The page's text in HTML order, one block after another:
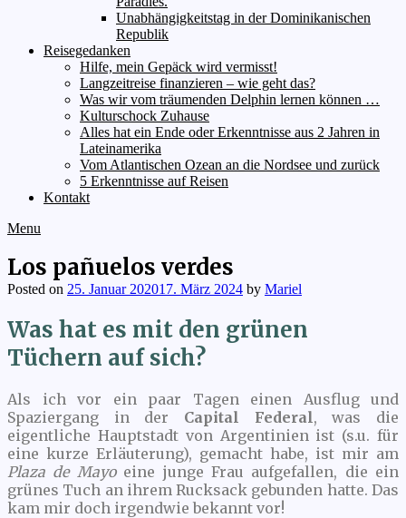
Unabhängigkeitstag in der Dominikanischen
Republik
Reisegedanken
Hilfe, mein Gepäck wird vermisst!
Langzeitreise finanzieren – wie geht das?
Was wir vom träumenden Delphin lernen können …
Kulturschock Zuhause
Alles hat ein Ende oder Erkenntnisse aus 2 Jahren in
Lateinamerika
Vom Atlantischen Ozean an die Nordsee und zurück
5 Erkenntnisse auf Reisen
Kontakt
Menu
Los pañuelos verdes
Posted on 25. Januar 202017. März 2024 by Mariel
Was hat es mit den grünen
Tüchern auf sich?
Als ich vor ein paar Tagen einen Ausflug und
Spaziergang in der Capital Federal, was die
eigentliche Hauptstadt von Argentinien ist (s.u. für
eine kurze Erläuterung), gemacht habe, ist mir am
Plaza de Mayoeine junge Frau aufgefallen, die ein
grünes Tuch an ihrem Rucksack gebunden hatte. Das
kam mir doch irgendwie bekannt vor!